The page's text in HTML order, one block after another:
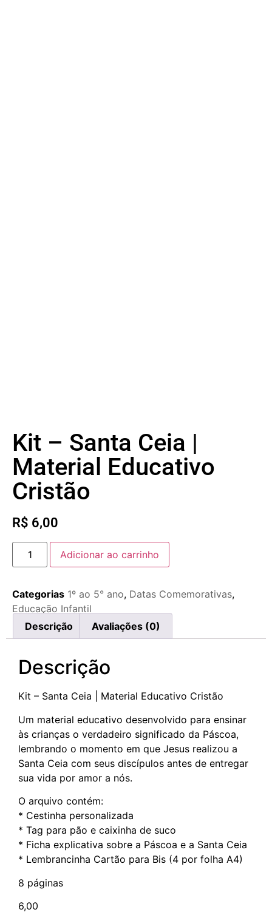
Kit – Santa Ceia |
Material Educativo
Cristão
R$ 6,00
Adicionar ao carrinho
Categorias 1º ao 5° ano, Datas Comemorativas,
Educação Infantil
Descrição
Avaliações (0)
Descrição
Kit – Santa Ceia | Material Educativo Cristão
Um material educativo desenvolvido para ensinar
às crianças o verdadeiro significado da Páscoa,
lembrando o momento em que Jesus realizou a
Santa Ceia com seus discípulos antes de entregar
sua vida por amor a nós.
O arquivo contém:
* Cestinha personalizada
* Tag para pão e caixinha de suco
* Ficha explicativa sobre a Páscoa e a Santa Ceia
* Lembrancinha Cartão para Bis (4 por folha A4)
8 páginas
6,00